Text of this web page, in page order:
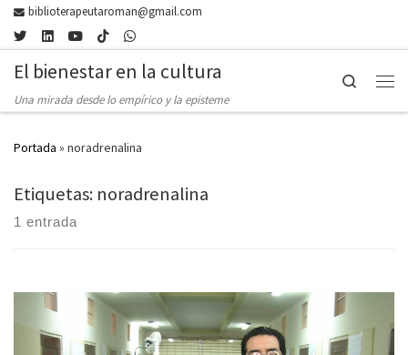
Skip to content
biblioterapeutaroman@gmail.com
El bienestar en la cultura
Una mirada desde lo empírico y la episteme
Search
Portada » noradrenalina
Etiquetas: noradrenalina
1 entrada